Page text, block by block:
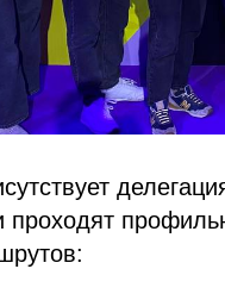
проходят